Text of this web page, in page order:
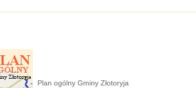
Plan ogólny Gminy Złotoryja